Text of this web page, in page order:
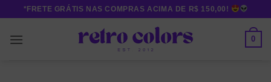
content
*FRETE GRÁTIS NAS COMPRAS ACIMA DE R$ 150,00!
0